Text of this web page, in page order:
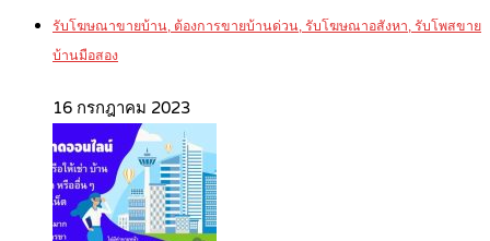
รับโฆษณาขายบ้าน, ต้องการขายบ้านด่วน, รับโฆษณาอสังหา, รับโพสขาย
บ้านมือสอง
16 กรกฎาคม 2023